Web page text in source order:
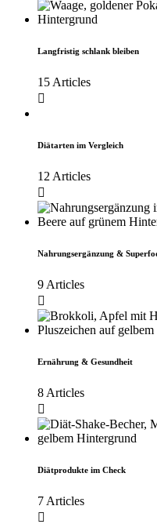
Langfristig schlank bleiben
15 Articles
Diätarten im Vergleich
12 Articles
Nahrungsergänzung &
9 Articles
Ernährung & Gesundheit
8 Articles
Diätprodukte im Check
7 Articles